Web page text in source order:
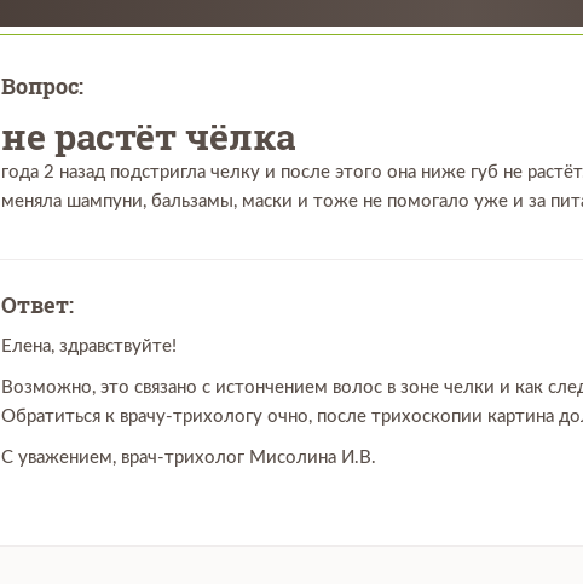
Вопрос:
не растёт чёлка
года 2 назад подстригла челку и после этого она ниже губ не
меняла шампуни, бальзамы, маски и тоже не помогало уже и за
Ответ:
Елена, здравствуйте!
Возможно, это связано с истончением волос в зоне челки и как
Обратиться к врачу-трихологу очно, после трихоскопии картина
С уважением, врач-трихолог Мисолина И.В.